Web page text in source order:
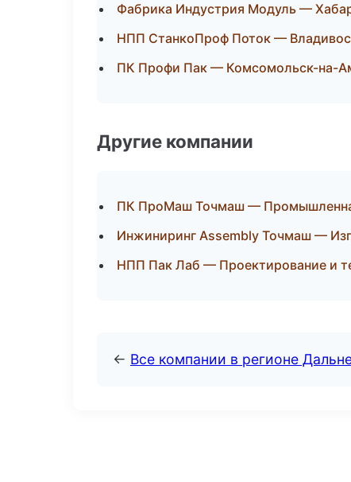
Фабрика Индустрия Модуль —
НПП СтанкоПроф Поток —
ПК Профи Пак — Комсомольск-на-
Другие компании
ПК ПроМаш Точмаш —
Инжиниринг Assembly Точмаш —
НПП Пак Лаб — Проектирование и
← Все компании в регионе